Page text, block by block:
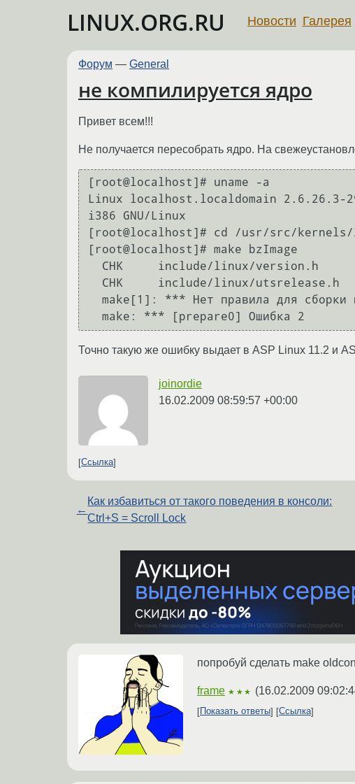
LINUX.ORG.RU Новости Галерея
Форум — General
не компилируется ядро
Привет всем!!!
Не получается пересобрать ядро. На
[root@localhost]# uname -a
Linux localhost.localdomain 2.6.26.3-
i386 GNU/Linux
[root@localhost]# cd /usr/src/kernels/
[root@localhost]# make bzImage
Точно такую же ошибку выдает в ASP Linux 11.2 и
joinordie
16.02.2009 08:59:57 +00:00
Ссылка
←
Как избавиться от такого поведения в консоли:
Ctrl+S = Scroll Lock
попробуй сделать make
frame ★★★ (16.02.2009
Показать ответы Ссылка